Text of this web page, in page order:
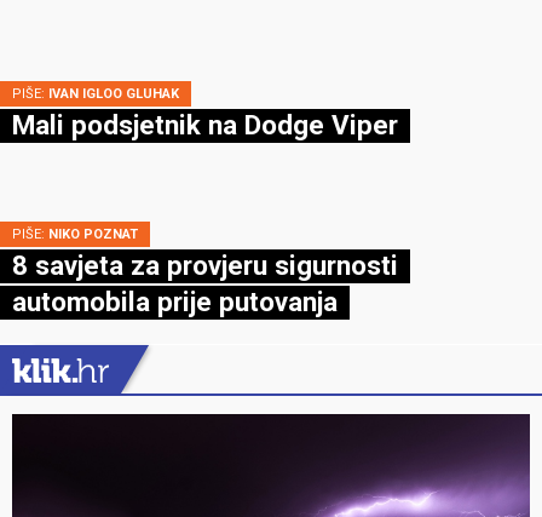
PIŠE: IVAN IGLOO GLUHAK
Mali podsjetnik na Dodge Viper
PIŠE: NIKO POZNAT
8 savjeta za provjeru sigurnosti
automobila prije putovanja